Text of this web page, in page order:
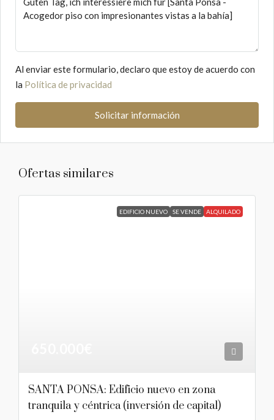
Al enviar este formulario, declaro que estoy de acuerdo con
la Política de privacidad
Solicitar información
Ofertas similares
EDIFICIO NUEVO SE VENDE ALQUILADO
SANTA PONSA: Edificio nuevo en zona
tranquila y céntrica (inversión de capital)